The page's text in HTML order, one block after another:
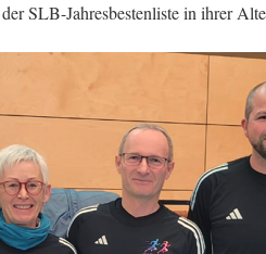
SLB-Jahresbestenliste in ihrer